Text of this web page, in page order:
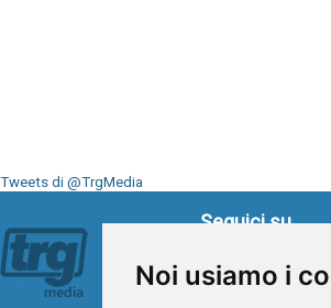
Noi usiamo i
Tweets di @TrgMedia
Seguici su